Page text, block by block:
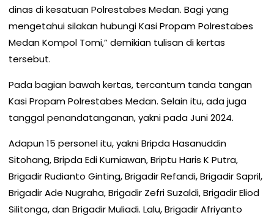
dinas di kesatuan Polrestabes Medan. Bagi yang
mengetahui silakan hubungi Kasi Propam Polrestabes
Medan Kompol Tomi,” demikian tulisan di kertas
tersebut.
Pada bagian bawah kertas, tercantum tanda tangan
Kasi Propam Polrestabes Medan. Selain itu, ada juga
tanggal penandatanganan, yakni pada Juni 2024.
Adapun 15 personel itu, yakni Bripda Hasanuddin
Sitohang, Bripda Edi Kurniawan, Briptu Haris K Putra,
Brigadir Rudianto Ginting, Brigadir Refandi, Brigadir Sapril,
Brigadir Ade Nugraha, Brigadir Zefri Suzaldi, Brigadir Eliod
Silitonga, dan Brigadir Muliadi. Lalu, Brigadir Afriyanto